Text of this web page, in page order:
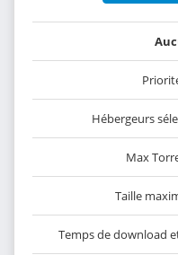
Hébergeurs
Max
Taille
Temps de download